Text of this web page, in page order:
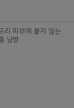
리 피부에 붙지 않는
남방